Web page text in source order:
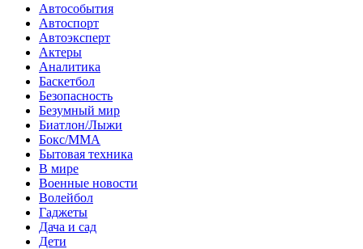
Автособытия
Автоспорт
Автоэксперт
Актеры
Аналитика
Баскетбол
Безопасность
Безумный мир
Биатлон/Лыжи
Бокс/MMA
Бытовая техника
В мире
Военные новости
Волейбол
Гаджеты
Дача и сад
Дети